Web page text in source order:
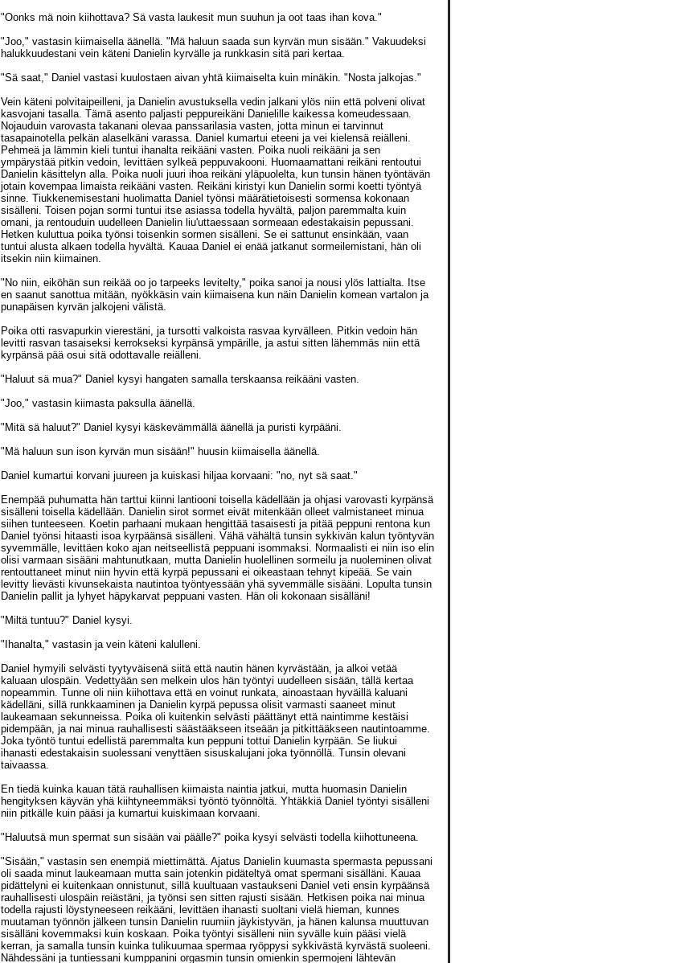
"Oonks mä noin kiihottava? Sä vasta laukesit mun suuhun ja oot taas ihan kova."
"Joo," vastasin kiimaisella äänellä. "Mä haluun saada sun kyrvän mun sisään." Vakuudeksi
halukkuudestani vein käteni Danielin kyrvälle ja runkkasin sitä pari kertaa.
"Sä saat," Daniel vastasi kuulostaen aivan yhtä kiimaiselta kuin minäkin. "Nosta jalkojas."
Vein käteni polvitaipeilleni, ja Danielin avustuksella vedin jalkani ylös niin että polveni olivat
kasvojani tasalla. Tämä asento paljasti peppureikäni Danielille kaikessa komeudessaan.
Nojauduin varovasta takanani olevaa panssarilasia vasten, jotta minun ei tarvinnut
tasapainotella pelkän alaselkäni varassa. Daniel kumartui eteeni ja vei kielensä reiälleni.
Pehmeä ja lämmin kieli tuntui ihanalta reikääni vasten. Poika nuoli reikääni ja sen
ympärystää pitkin vedoin, levittäen sylkeä peppuvakooni. Huomaamattani reikäni rentoutui
Danielin käsittelyn alla. Poika nuoli juuri ihoa reikäni yläpuolelta, kun tunsin hänen työntävän
jotain kovempaa limaista reikääni vasten. Reikäni kiristyi kun Danielin sormi koetti työntyä
sinne. Tiukkenemisestani huolimatta Daniel työnsi määrätietoisesti sormensa kokonaan
sisälleni. Toisen pojan sormi tuntui itse asiassa todella hyvältä, paljon paremmalta kuin
omani, ja rentouduin uudelleen Danielin liu'uttaessaan sormeaan edestakaisin pepussani.
Hetken kuluttua poika työnsi toisenkin sormen sisälleni. Se ei sattunut ensinkään, vaan
tuntui alusta alkaen todella hyvältä. Kauaa Daniel ei enää jatkanut sormeilemistani, hän oli
itsekin niin kiimainen.
"No niin, eiköhän sun reikää oo jo tarpeeks levitelty," poika sanoi ja nousi ylös lattialta. Itse
en saanut sanottua mitään, nyökkäsin vain kiimaisena kun näin Danielin komean vartalon ja
punapäisen kyrvän jalkojeni välistä.
Poika otti rasvapurkin vierestäni, ja tursotti valkoista rasvaa kyrvälleen. Pitkin vedoin hän
levitti rasvan tasaiseksi kerrokseksi kyrpänsä ympärille, ja astui sitten lähemmäs niin että
kyrpänsä pää osui sitä odottavalle reiälleni.
"Haluut sä mua?" Daniel kysyi hangaten samalla terskaansa reikääni vasten.
"Joo," vastasin kiimasta paksulla äänellä.
"Mitä sä haluut?" Daniel kysyi käskevämmällä äänellä ja puristi kyrpääni.
"Mä haluun sun ison kyrvän mun sisään!" huusin kiimaisella äänellä.
Daniel kumartui korvani juureen ja kuiskasi hiljaa korvaani: "no, nyt sä saat."
Enempää puhumatta hän tarttui kiinni lantiooni toisella kädellään ja ohjasi varovasti kyrpänsä
sisälleni toisella kädellään. Danielin sirot sormet eivät mitenkään olleet valmistaneet minua
siihen tunteeseen. Koetin parhaani mukaan hengittää tasaisesti ja pitää peppuni rentona kun
Daniel työnsi hitaasti isoa kyrpäänsä sisälleni. Vähä vähältä tunsin sykkivän kalun työntyvän
syvemmälle, levittäen koko ajan neitseellistä peppuani isommaksi. Normaalisti ei niin iso elin
olisi varmaan sisääni mahtunutkaan, mutta Danielin huolellinen sormeilu ja nuoleminen olivat
rentouttaneet minut niin hyvin että kyrpä pepussani ei oikeastaan tehnyt kipeää. Se vain
levitty lievästi kivunsekaista nautintoa työntyessään yhä syvemmälle sisääni. Lopulta tunsin
Danielin pallit ja lyhyet häpykarvat peppuani vasten. Hän oli kokonaan sisälläni!
"Miltä tuntuu?" Daniel kysyi.
"Ihanalta," vastasin ja vein käteni kalulleni.
Daniel hymyili selvästi tyytyväisenä siitä että nautin hänen kyrvästään, ja alkoi vetää
kaluaan ulospäin. Vedettyään sen melkein ulos hän työntyi uudelleen sisään, tällä kertaa
nopeammin. Tunne oli niin kiihottava että en voinut runkata, ainoastaan hyväillä kaluani
kädelläni, sillä runkkaaminen ja Danielin kyrpä pepussa olisit varmasti saaneet minut
laukeamaan sekunneissa. Poika oli kuitenkin selvästi päättänyt että naintimme kestäisi
pidempään, ja nai minua rauhallisesti säästääkseen itseään ja pitkittääkseen nautintoamme.
Joka työntö tuntui edellistä paremmalta kun peppuni tottui Danielin kyrpään. Se liukui
ihanasti edestakaisin suolessani venyttäen sisuskalujani joka työnnöllä. Tunsin olevani
taivaassa.
En tiedä kuinka kauan tätä rauhallisen kiimaista naintia jatkui, mutta huomasin Danielin
hengityksen käyvän yhä kiihtyneemmäksi työntö työnnöltä. Yhtäkkiä Daniel työntyi sisälleni
niin pitkälle kuin pääsi ja kumartui kuiskimaan korvaani.
"Haluutsä mun spermat sun sisään vai päälle?" poika kysyi selvästi todella kiihottuneena.
"Sisään," vastasin sen enempiä miettimättä. Ajatus Danielin kuumasta spermasta pepussani
oli saada minut laukeamaan mutta sain jotenkin pidäteltyä omat spermani sisälläni. Kauaa
pidättelyni ei kuitenkaan onnistunut, sillä kuultuaan vastaukseni Daniel veti ensin kyrpäänsä
rauhallisesti ulospäin reiästäni, ja työnsi sen sitten rajusti sisään. Hetkisen poika nai minua
todella rajusti löystyneeseen reikääni, levittäen ihanasti suoltani vielä hieman, kunnes
muutaman työnnön jälkeen tunsin Danielin ruumiin jäykistyvän, ja hänen kalunsa muuttuvan
sisälläni kovemmaksi kuin koskaan. Poika työntyi sisälleni niin syvälle kuin pääsi vielä
kerran, ja samalla tunsin kuinka tulikuumaa spermaa ryöppysi sykkivästä kyrvästä suoleeni.
Nähdessäni ja tuntiessani kumppanini orgasmin tunsin omienkin spermojeni lähtevän